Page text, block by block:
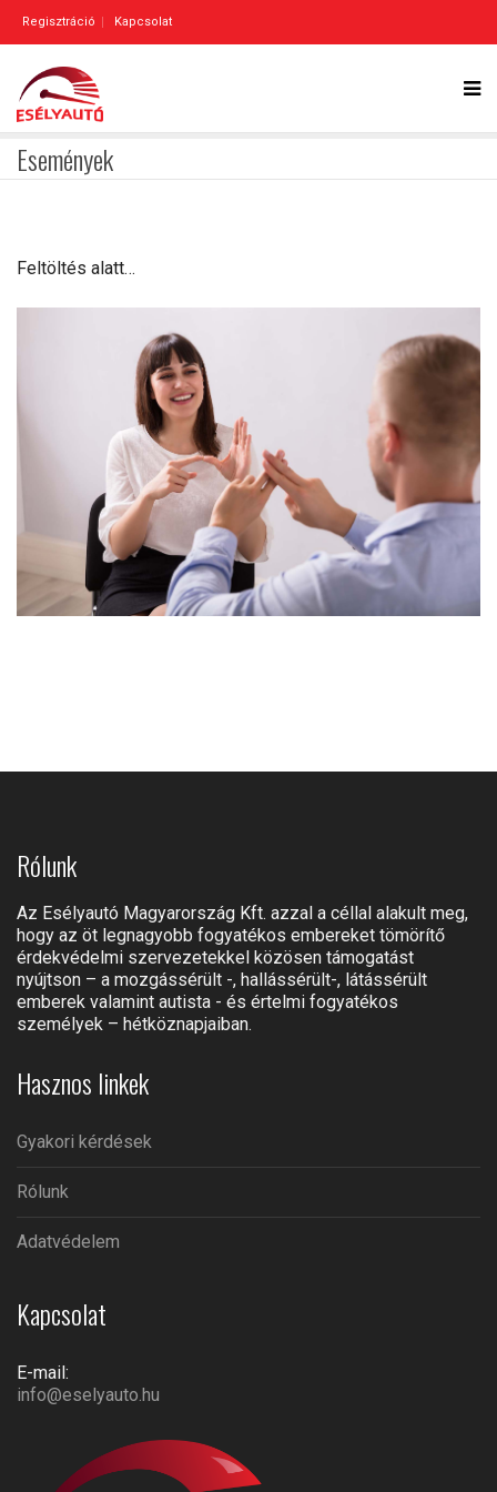
Regisztráció Kapcsolat
Események
Feltöltés alatt…
Rólunk
Az Esélyautó Magyarország Kft. azzal a céllal alakult meg,
hogy az öt legnagyobb fogyatékos embereket tömörítő
érdekvédelmi szervezetekkel közösen támogatást
nyújtson – a mozgássérült -, hallássérült-, látássérült
emberek valamint autista - és értelmi fogyatékos
személyek – hétköznapjaiban.
Hasznos linkek
Gyakori kérdések
Rólunk
Adatvédelem
Kapcsolat
E-mail:
info@eselyauto.hu